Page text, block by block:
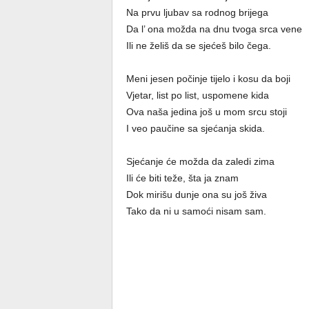
Na prvu ljubav sa rodnog brijega
Da l’ ona možda na dnu tvoga srca vene
Ili ne želiš da se sjećeš bilo čega.
Meni jesen počinje tijelo i kosu da boji
Vjetar, list po list, uspomene kida
Ova naša jedina još u mom srcu stoji
I veo paučine sa sjećanja skida.
Sjećanje će možda da zaledi zima
Ili će biti teže, šta ja znam
Dok mirišu dunje ona su još živa
Tako da ni u samoći nisam sam.